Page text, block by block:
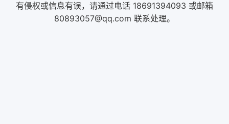
有侵权或信息有误，请通过电话 18691394093 或邮箱
80893057@qq.com 联系处理。